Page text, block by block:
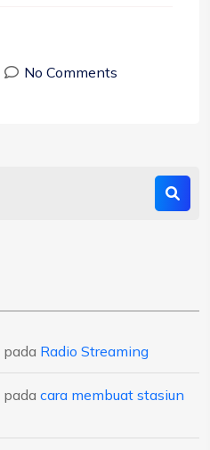
No Comments
pada Radio Streaming
pada cara membuat stasiun